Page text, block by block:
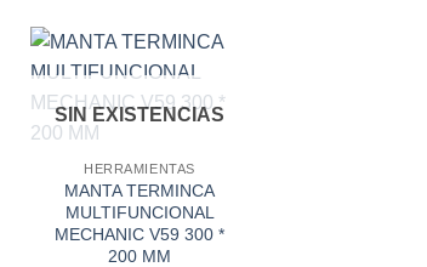
SIN EXISTENCIAS
HERRAMIENTAS
MANTA TERMINCA
MULTIFUNCIONAL
MECHANIC V59 300 *
200 MM